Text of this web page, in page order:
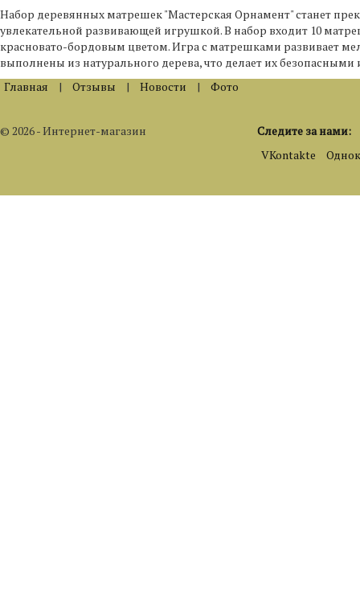
Набор деревянных матрешек "Мастерская Орнамент" станет
увлекательной развивающей игрушкой. В набор входит 10
красновато-бордовым цветом. Игра с матрешками развивает
выполнены из натурального дерева, что делает их
Главная
| Отзывы | Новости | Фото
© 2026 - Интернет-магазин
Следите за нами:
VKontakte